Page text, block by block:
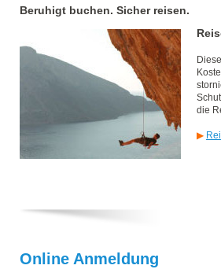
Beruhigt buchen. Sicher reisen.
die
▶
Online Anmeldung